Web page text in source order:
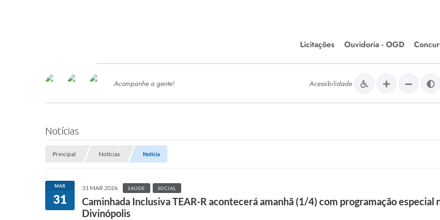
Licitações
Editais de Licitações
Chamamentos Públicos
Ouvidoria - OGD
SERVIÇOS
SEMED
Processo de Contratação -
Concursos e Processos Seletivos
Esporte
Meio Ambiente
Diário Oficial
Acompanhe a gente! Acessibilidade
Notícias
Principal Notícias Notícia
MAR
31
31 MAR 2026 SAÚDE SOCIAL
Caminhada Inclusiva TEAR-R acontecerá amanhã (1/4) com programação especial
Divinópolis